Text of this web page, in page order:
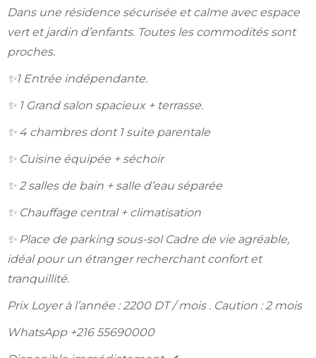
Dans une résidence sécurisée et calme avec espace
vert et jardin d’enfants. Toutes les commodités sont
proches.
✨1 Entrée indépendante.
✨ 1 Grand salon spacieux + terrasse.
✨ 4 chambres dont 1 suite parentale
✨ Cuisine équipée + séchoir
✨ 2 salles de bain + salle d’eau séparée
✨ Chauffage central + climatisation
✨ Place de parking sous-sol Cadre de vie agréable,
idéal pour un étranger recherchant confort et
tranquillité.
Prix Loyer à l’année : 2200 DT / mois . Caution : 2 mois
WhatsApp +216 55690000